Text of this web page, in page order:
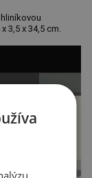
3,5 x 34,5 cm.